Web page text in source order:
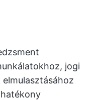
jogi